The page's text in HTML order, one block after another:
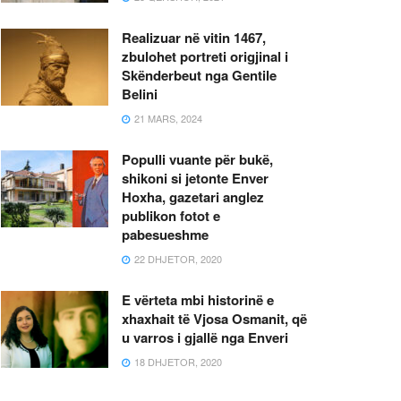
Realizuar në vitin 1467,
zbulohet portreti origjinal i
Skënderbeut nga Gentile
Belini
21 MARS, 2024
Populli vuante për bukë,
shikoni si jetonte Enver
Hoxha, gazetari anglez
publikon fotot e
pabesueshme
22 DHJETOR, 2020
E vërteta mbi historinë e
xhaxhait të Vjosa Osmanit, që
u varros i gjallë nga Enveri
18 DHJETOR, 2020